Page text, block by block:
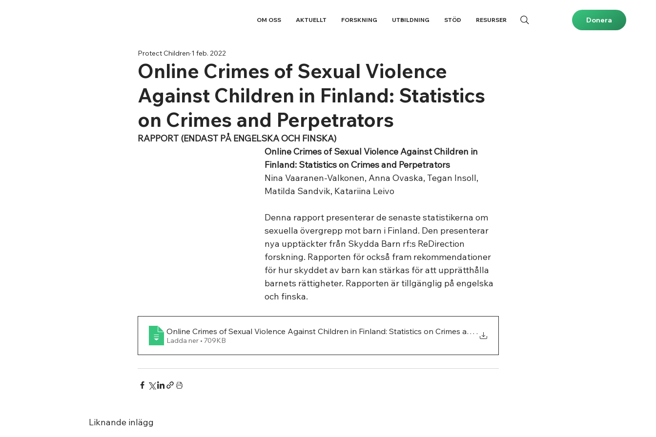
OM OSS AKTUELLT FORSKNING UTBILDNING STÖD RESURSER Donera
Online Crimes of Sexual Violence
Against Children in Finland: Statistics
on Crimes and Perpetrators
Protect Children 1 feb. 2022
RAPPORT (ENDAST PÅ ENGELSKA OCH FINSKA)
Online Crimes of Sexual Violence Against Children in
Finland: Statistics on Crimes and Perpetrators
Nina Vaaranen-Valkonen, Anna Ovaska, Tegan Insoll,
Matilda Sandvik, Katariina Leivo
Denna rapport presenterar de senaste statistikerna om
sexuella övergrepp mot barn i Finland. Den presenterar
nya upptäckter från Skydda Barn rf:s ReDirection
forskning. Rapporten för också fram rekommendationer
för hur skyddet av barn kan stärkas för att upprätthålla
barnets rättigheter. Rapporten är tillgänglig på engelska
och finska.
Online Crimes of Sexual Violence Against Children in Finland: Statistics on Crimes and Per
.
Ladda ner • 709KB
Liknande inlägg